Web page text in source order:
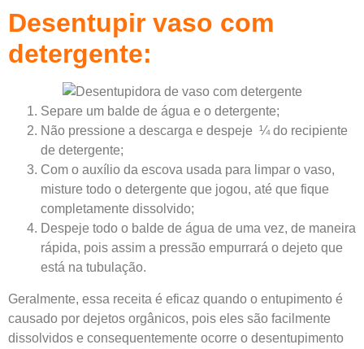
Desentupir vaso com
detergente:
Separe um balde de água e o detergente;
Não pressione a descarga e despeje ¼ do recipiente
de detergente;
Com o auxílio da escova usada para limpar o vaso,
misture todo o detergente que jogou, até que fique
completamente dissolvido;
Despeje todo o balde de água de uma vez, de maneira
rápida, pois assim a pressão empurrará o dejeto que
está na tubulação.
Geralmente, essa receita é eficaz quando o entupimento é
causado por dejetos orgânicos, pois eles são facilmente
dissolvidos e consequentemente ocorre o desentupimento